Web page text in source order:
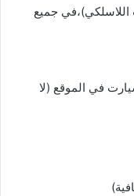
اللاسلكي)،في جميع
في الموقع (لا